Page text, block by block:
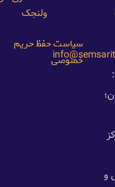
و
ولنجک
سیاست حفظ حریم
خصوصی